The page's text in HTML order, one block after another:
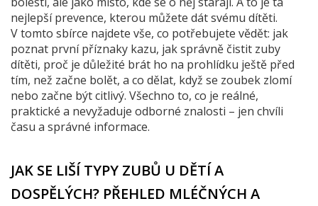
nejlepší prevence, kterou můžete dát svému dítěti.
V tomto sbírce najdete vše, co potřebujete vědět: jak
poznat první příznaky kazu, jak správně čistit zuby
dítěti, proč je důležité brát ho na prohlídku ještě před
tím, než začne bolět, a co dělat, když se zoubek zlomí
nebo začne být citlivý. Všechno to, co je reálné,
praktické a nevyžaduje odborné znalosti – jen chvíli
času a správné informace.
JAK SE LIŠÍ TYPY ZUBŮ U DĚTÍ A
DOSPĚLÝCH? PŘEHLED MLÉČNÝCH A